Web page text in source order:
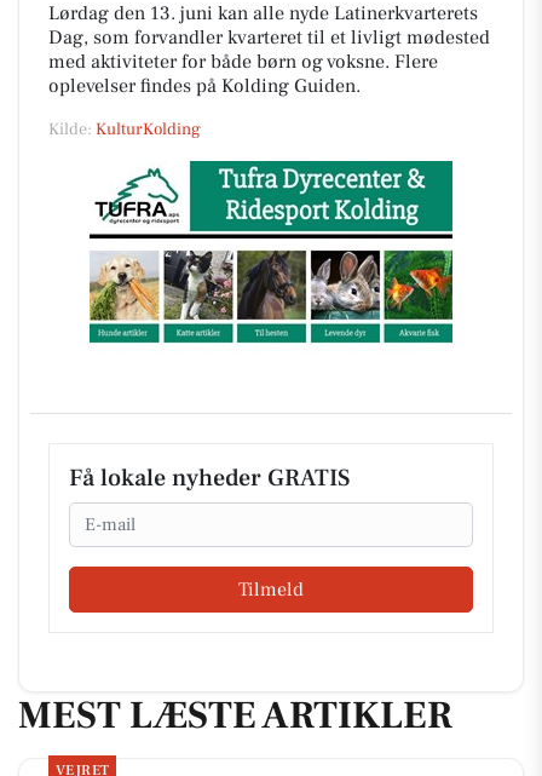
Lørdag den 13. juni kan alle nyde Latinerkvarterets
Dag, som forvandler kvarteret til et livligt mødested
med aktiviteter for både børn og voksne. Flere
oplevelser findes på Kolding Guiden.
Kilde: KulturKolding
Få lokale nyheder GRATIS
Email
Tilmeld
MEST LÆSTE ARTIKLER
VEJRET